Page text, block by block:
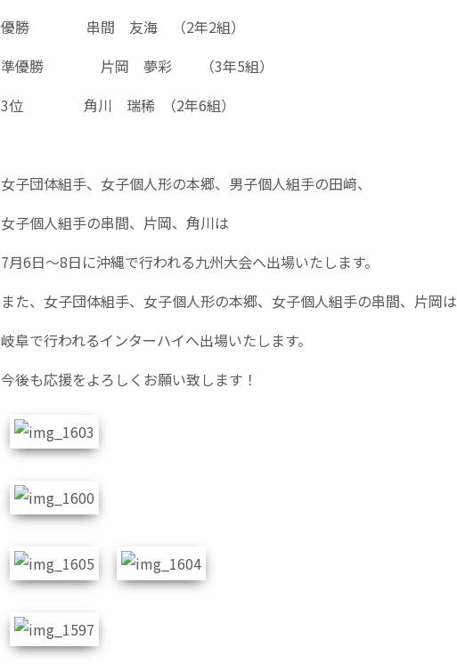
優勝 串間 友海 （2年2組）
準優勝 片岡 夢彩 （3年5組）
3位 角川 瑞稀 （2年6組）
女子団体組手、女子個人形の本郷、男子個人組手の田﨑、
女子個人組手の串間、片岡、角川は
7月6日～8日に沖縄で行われる九州大会へ出場いたします。
また、女子団体組手、女子個人形の本郷、女子個人組手の串間、片岡は
岐阜で行われるインターハイへ出場いたします。
今後も応援をよろしくお願い致します！